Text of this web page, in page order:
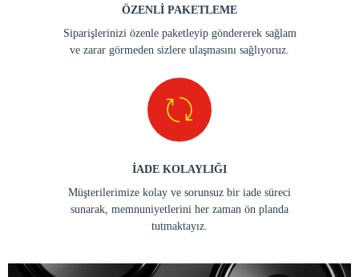
ÖZENLİ PAKETLEME
Siparişlerinizi özenle paketleyip göndererek sağlam
ve zarar görmeden sizlere ulaşmasını sağlıyoruz.
İADE KOLAYLIĞI
Müşterilerimize kolay ve sorunsuz bir iade süreci
sunarak, memnuniyetlerini her zaman ön planda
tutmaktayız.